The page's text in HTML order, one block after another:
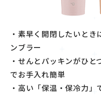
・素早く開閉したいと
ンブラー
・せんとパッキンがひと
でお手入れ簡単
・高い「保温・保冷力